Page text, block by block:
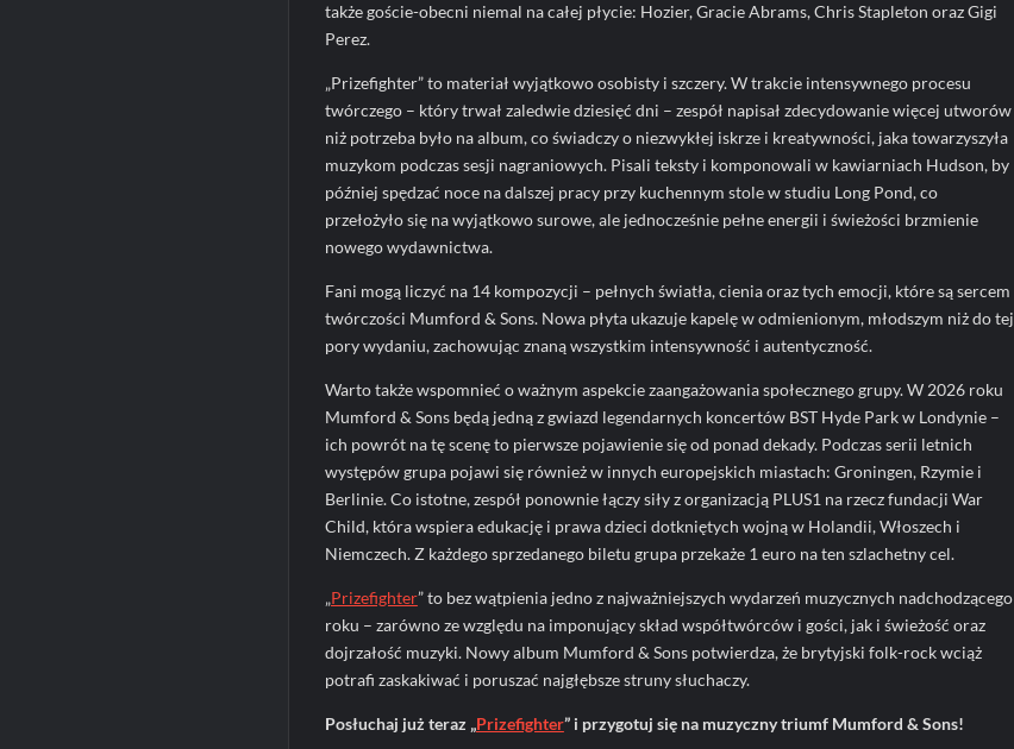
także goście-obecni niemal na całej płycie: Hozier, Gracie Abrams, Chris Stapleton oraz Gigi
Perez.
„Prizefighter” to materiał wyjątkowo osobisty i szczery. W trakcie intensywnego procesu
twórczego – który trwał zaledwie dziesięć dni – zespół napisał zdecydowanie więcej utworów
niż potrzeba było na album, co świadczy o niezwykłej iskrze i kreatywności, jaka towarzyszyła
muzykom podczas sesji nagraniowych. Pisali teksty i komponowali w kawiarniach Hudson, by
później spędzać noce na dalszej pracy przy kuchennym stole w studiu Long Pond, co
przełożyło się na wyjątkowo surowe, ale jednocześnie pełne energii i świeżości brzmienie
nowego wydawnictwa.
Fani mogą liczyć na 14 kompozycji – pełnych światła, cienia oraz tych emocji, które są sercem
twórczości Mumford & Sons. Nowa płyta ukazuje kapelę w odmienionym, młodszym niż do tej
pory wydaniu, zachowując znaną wszystkim intensywność i autentyczność.
Warto także wspomnieć o ważnym aspekcie zaangażowania społecznego grupy. W 2026 roku
Mumford & Sons będą jedną z gwiazd legendarnych koncertów BST Hyde Park w Londynie –
ich powrót na tę scenę to pierwsze pojawienie się od ponad dekady. Podczas serii letnich
występów grupa pojawi się również w innych europejskich miastach: Groningen, Rzymie i
Berlinie. Co istotne, zespół ponownie łączy siły z organizacją PLUS1 na rzecz fundacji War
Child, która wspiera edukację i prawa dzieci dotkniętych wojną w Holandii, Włoszech i
Niemczech. Z każdego sprzedanego biletu grupa przekaże 1 euro na ten szlachetny cel.
„Prizefighter” to bez wątpienia jedno z najważniejszych wydarzeń muzycznych nadchodzącego
roku – zarówno ze względu na imponujący skład współtwórców i gości, jak i świeżość oraz
dojrzałość muzyki. Nowy album Mumford & Sons potwierdza, że brytyjski folk-rock wciąż
potrafi zaskakiwać i poruszać najgłębsze struny słuchaczy.
Posłuchaj już teraz „Prizefighter” i przygotuj się na muzyczny triumf Mumford & Sons!